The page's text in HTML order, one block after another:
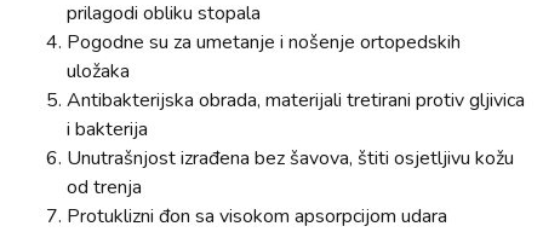
prilagodi obliku stopala
Pogodne su za umetanje i nošenje ortopedskih
uložaka
Antibakterijska obrada, materijali tretirani protiv gljivica
i bakterija
Unutrašnjost izrađena bez šavova, štiti osjetljivu kožu
od trenja
Protuklizni đon sa visokom apsorpcijom udara